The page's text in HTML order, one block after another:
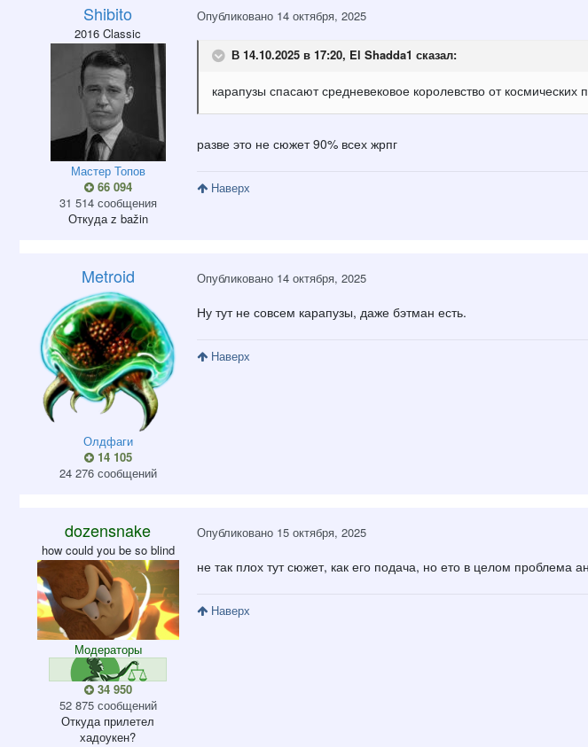
Shibito
2016 Classic
Мастер Топов
66 094
31 514 сообщения
Откуда z bažin
Опубликовано 14 октября, 2025
В 14.10.2025 в 17:20, El Shadda1 сказал:
карапузы спасают средневековое королевство от космических
разве это не сюжет 90% всех жрпг
Наверх
Metroid
Олдфаги
14 105
24 276 сообщений
Опубликовано 14 октября, 2025
Ну тут не совсем карапузы, даже бэтман есть.
Наверх
dozensnake
how could you be so blind
Модераторы
34 950
52 875 сообщений
Откуда прилетел
хадоукен?
Опубликовано 15 октября, 2025
не так плох тут сюжет, как его подача, но ето в целом проблема
Наверх